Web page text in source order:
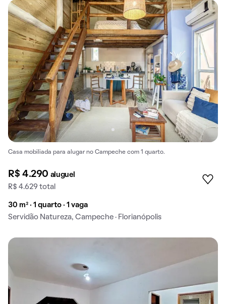
Casa mobiliada para alugar no Campeche com 1 quarto.
R$ 4.290 aluguel
R$ 4.629 total
30 m² · 1 quarto · 1 vaga
Servidão Natureza, Campeche · Florianópolis